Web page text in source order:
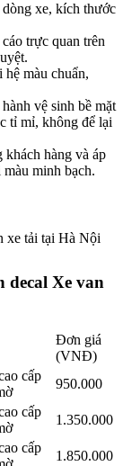
xe, kích thước
trực quan trên
màu chuẩn,
vệ sinh bề mặt
tỉ mỉ, không để lại
hàng và áp
minh bạch.
xe tải tại Hà Nội
decal Xe van
Đơn giá
(VNĐ)
cấp
950.000
cấp
1.350.000
cấp
1.850.000